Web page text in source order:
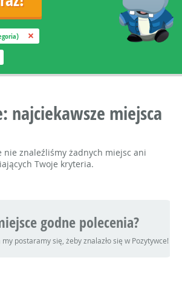
najciekawsze miejsca
nie znaleźliśmy żadnych miejsc ani
Twoje kryteria.
godne polecenia?
postaramy się, żeby znalazło się w Pozytywce!